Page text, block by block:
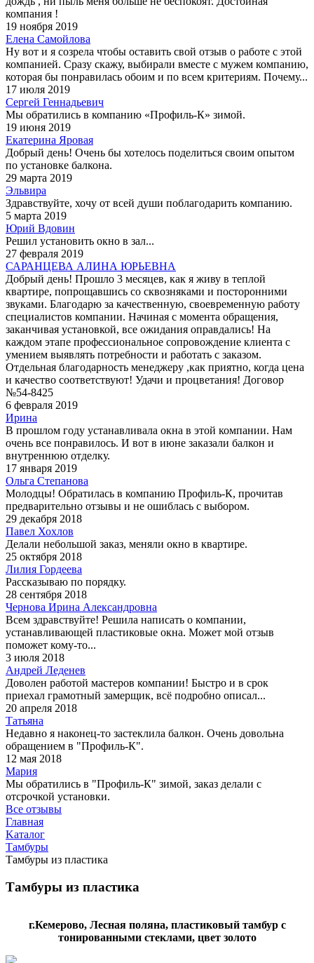
компания !
19 ноября 2019
Елена Самойлова
Ну вот и я созрела чтобы оставить свой отзыв о работе с этой
компанией. Сразу скажу, выбирали вместе с мужем компанию,
которая бы понравилась обоим и по всем критериям. Почему...
17 июля 2019
Сергей Геннадьевич
Мы обратились в компанию «Профиль-К» зимой.
19 июня 2019
Екатерина Яровая
Добрый день! Очень бы хотелось поделиться своим опытом
по установке балкона.
29 марта 2019
Эльвира
Здравствуйте, хочу от всей души поблагодарить компанию.
5 марта 2019
Юрий Вдовин
Решил установить окно в зал...
27 февраля 2019
САРАНЦЕВА АЛИНА ЮРЬЕВНА
Добрый день! Прошло 3 месяцев, как я живу в теплой
квартире, попрощавшись со сквозняками и посторонними
звуками. Благодарю за качественную, своевременную работу
специалистов компании. Начиная с момента обращения,
заканчивая установкой, все ожидания оправдались! На
каждом этапе профессиональное сопровождение клиента с
умением выявлять потребности и работать с заказом.
Отдельная благодарность менеджеру ,как приятно, когда цена
и качество соответствуют! Удачи и процветания! Договор
№54-8425
6 февраля 2019
Ирина
В прошлом году устанавливала окна в этой компании. Нам
очень все понравилось. И вот в июне заказали балкон и
внутреннюю отделку.
17 января 2019
Ольга Степанова
Молодцы! Обратилась в компанию Профиль-К, прочитав
предварительно отзывы и не ошиблась с выбором.
29 декабря 2018
Павел Хохлов
Делали небольшой заказ, меняли окно в квартире.
25 октября 2018
Лилия Гордеева
Рассказываю по порядку.
28 сентября 2018
Чернова Ирина Александровна
Всем здравствуйте! Решила написать о компании,
устанавливающей пластиковые окна. Может мой отзыв
поможет кому-то...
3 июля 2018
Андрей Леденев
Доволен работой мастеров компании! Быстро и в срок
приехал грамотный замерщик, всё подробно описал...
20 апреля 2018
Татьяна
Недавно я наконец-то застеклила балкон. Очень довольна
обращением в "Профиль-К".
12 мая 2018
Мария
Мы обратились в "Профиль-К" зимой, заказ делали с
отсрочкой установки.
Все отзывы
Главная
Kаталог
Тамбуры
Тамбуры из пластика
Тамбуры из пластика
г.Кемерово, Лесная поляна, пластиковый тамбур с
тонированными стеклами, цвет золото